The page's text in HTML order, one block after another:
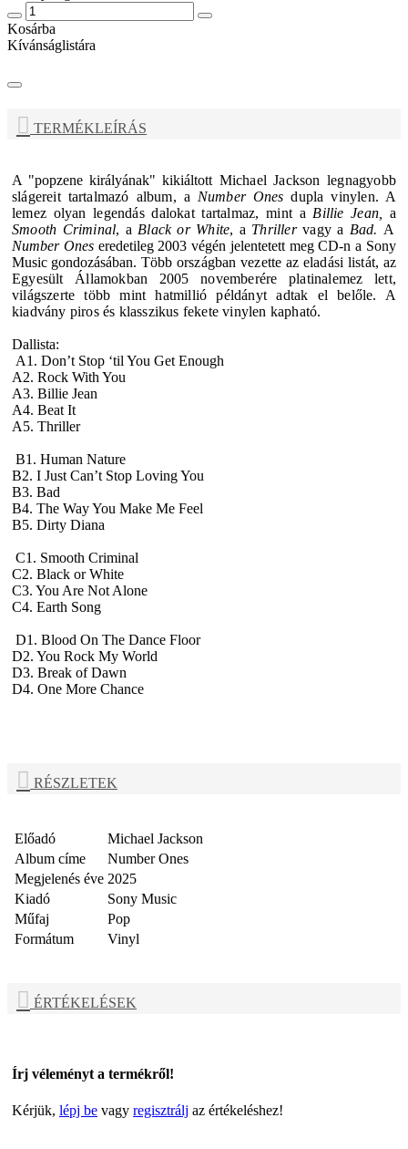
Kosárba
Kívánságlistára
TERMÉKLEÍRÁS
A "popzene királyának" kikiáltott Michael Jackson legnagyobb
slágereit tartalmazó album, a Number Ones dupla vinylen. A
lemez olyan legendás dalokat tartalmaz, mint a Billie Jean,
a
Smooth Criminal, a Black or White, a Thrillervagy a Bad. A
Number Oneseredetileg 2003 végén jelentetett meg CD-n a Sony
Music gondozásában. Több országban vezette az eladási listát, az
Egyesült Államokban 2005 novemberére platinalemez lett,
világszerte több mint hatmillió példányt adtak el belőle. A
kiadvány piros és klasszikus fekete vinylen kapható.
Dallista:
A1. Don’t Stop ‘til You Get Enough
A2. Rock With You
A3. Billie Jean
A4. Beat It
A5. Thriller
B1. Human Nature
B2. I Just Can’t Stop Loving You
B3. Bad
B4. The Way You Make Me Feel
B5. Dirty Diana
C1. Smooth Criminal
C2. Black or White
C3. You Are Not Alone
C4. Earth Song
D1. Blood On The Dance Floor
D2. You Rock My World
D3. Break of Dawn
D4. One More Chance
RÉSZLETEK
Előadó
Michael Jackson
Album címe
Number Ones
Megjelenés éve 2025
Kiadó
Sony Music
Műfaj
Pop
Formátum
Vinyl
ÉRTÉKELÉSEK
Írj véleményt a termékről!
Kérjük, lépj be vagy regisztrálj az értékeléshez!